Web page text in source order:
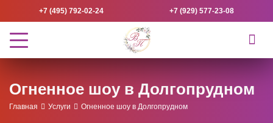
+7 (495) 792-02-24 +7 (929) 577-23-08
Огненное шоу в Долгопрудном
Главная Услуги Огненное шоу в Долгопрудном